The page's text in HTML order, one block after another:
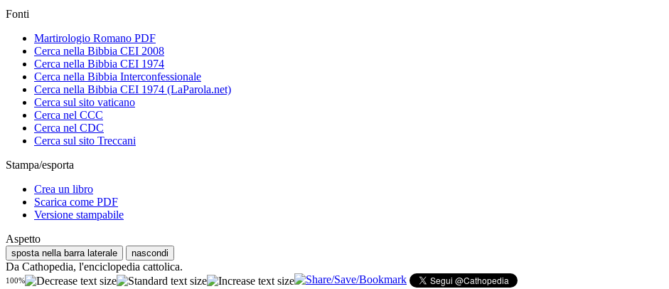
Fonti
Martirologio Romano PDF
Cerca nella Bibbia CEI 2008
Cerca nella Bibbia CEI 1974
Cerca nella Bibbia Interconfessionale
Cerca nella Bibbia CEI 1974 (LaParola.net)
Cerca sul sito vaticano
Cerca nel CCC
Cerca nel CDC
Cerca sul sito Treccani
Stampa/esporta
Crea un libro
Scarica come PDF
Versione stampabile
Aspetto
sposta nella barra laterale nascondi
Da Cathopedia, l'enciclopedia cattolica.
100%